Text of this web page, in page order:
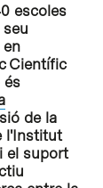
escoles
en
Científic
és
de la
l'Institut
el suport